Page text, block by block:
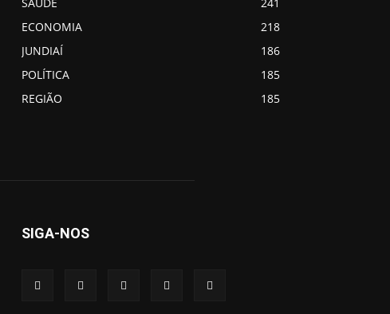
ECONOMIA
218
JUNDIAÍ
186
POLÍTICA
185
REGIÃO
185
SIGA-NOS